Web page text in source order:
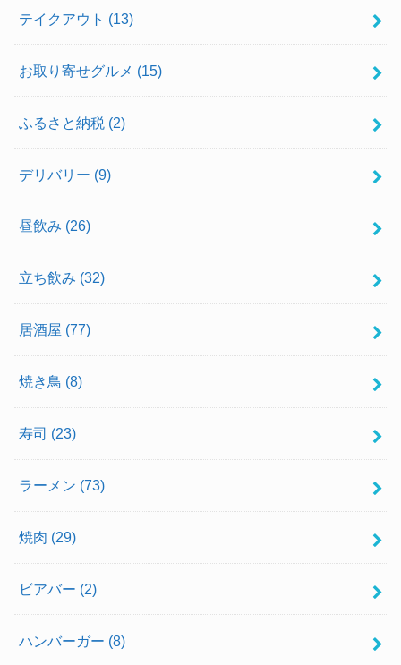
テイクアウト (13)
お取り寄せグルメ (15)
ふるさと納税 (2)
デリバリー (9)
昼飲み (26)
立ち飲み (32)
居酒屋 (77)
焼き鳥 (8)
寿司 (23)
ラーメン (73)
焼肉 (29)
ビアバー (2)
ハンバーガー (8)